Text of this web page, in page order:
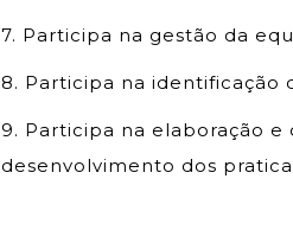
7. Participa na gestão da
8. Participa na identificação
9. Participa na elaboração
desenvolvimento dos